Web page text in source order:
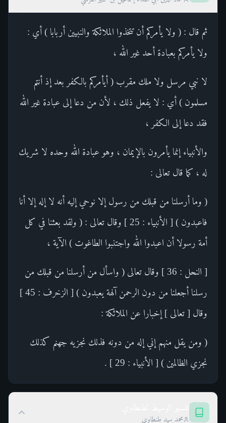
ثم قال : ( ولا يأمركم أن تتخذوا الملائكة والنبيين أربابا ) أي :
ولا يأمركم بعبادة أحد غير الله ،
لا نبي مرسل ولا ملك مقرب ( أيأمركم بالكفر بعد إذ أنتم
مسلمون ) أي : لا يفعل ذلك ، لأن من دعا إلى عبادة غير الله
فقد دعا إلى الكفر ،
والأنبياء إنما يأمرون بالإيمان ، وهو عبادة الله وحده لا شريك
له ، كما قال تعالى :
( وما أرسلنا من قبلك من رسول إلا نوحي إليه أنه لا إله إلا أنا
فاعبدون ) [ الأنبياء : 25 ] وقال تعالى : ( ولقد بعثنا في كل
أمة رسولا أن اعبدوا الله واجتنبوا الطاغوت ) الآية ،
[ النحل : 36 ] وقال تعالى ( واسأل من أرسلنا من قبلك من
رسلنا أجعلنا من دون الرحمن آلهة يعبدون ) [ الزخرف : 45 ]
وقال [ تعالى ] إخبارا عن الملائكة :
( ومن يقل منهم إني إله من دونه فذلك نجزيه جهنم كذلك
نجزي الظالمين ) [ الأنبياء : 29 ] .
محمد سيد طنطاوي